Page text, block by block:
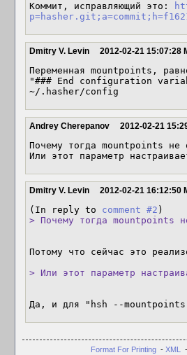
Коммит, исправляющий это:
Dmitry V. Levin 2012-02-21 15:07:28
Переменная mountpoints,
"### End configuration
~/.hasher/config
Andrey Cherepanov 2012-02-21
Почему тогда mountpoints
Или этот параметр
Dmitry V. Levin 2012-02-21 16:12:50
(In reply to comment #2
> Почему тогда mountpoints
Потому что сейчас это
> Или этот параметр
Да, и для "hsh --mountpoints"
Format For Printing - XML -